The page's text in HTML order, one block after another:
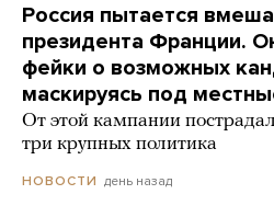
Россия пытается
президента Франции.
фейки о возможных
маскируясь под
От этой кампании
три крупных политика
НОВОСТИ день назад